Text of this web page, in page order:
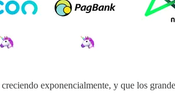
exponencialmente, y que los